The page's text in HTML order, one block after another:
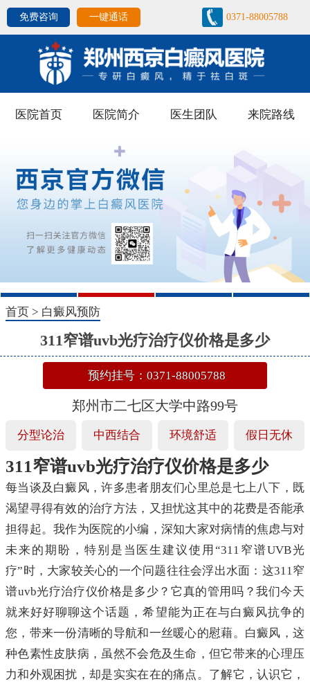
免费咨询 一键通话 0371-88005788
医院首页 医院简介 医生团队 来院路线
1 2 3 4
首页 > 白癜风预防
311窄谱uvb光疗治疗仪价格是多少
预约挂号：0371-88005788
郑州市二七区大学中路99号
分型论治 中西结合 环境舒适 假日无休
311窄谱uvb光疗治疗仪价格是多少
每当谈及白癜风，许多患者朋友们心里总是七上八下，既
渴望寻得有效的治疗方法，又担忧这其中的花费是否能承
担得起。我作为医院的小编，深知大家对病情的焦虑与对
未来的期盼，特别是当医生建议使用“311窄谱UVB光
疗”时，大家较关心的一个问题往往会浮出水面：这311窄
谱uvb光疗治疗仪价格是多少？它真的管用吗？我们今天
就来好好聊聊这个话题，希望能为正在与白癜风抗争的
您，带来一份清晰的导航和一丝暖心的慰藉。白癜风，这
种色素性皮肤病，虽然不会危及生命，但它带来的心理压
力和外观困扰，却是实实在在的痛点。了解它，认识它，